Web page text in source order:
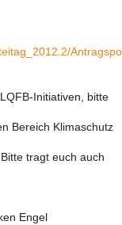
Initiativen, bitte
Bereich Klimaschutz
tragt euch auch
Engel